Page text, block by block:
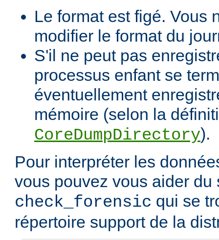
Le format est figé. Vous
modifier le format du
S'il ne peut pas
processus enfant se
éventuellement
mémoire (selon la
CoreDumpDirectory).
Pour interpréter les
vous pouvez vous aider du
check_forensic qui se
répertoire support de la